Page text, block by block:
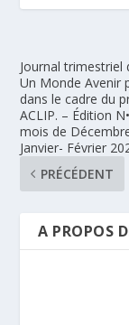
Journal trimestriel
Un Monde Avenir
dans le cadre du
ACLIP. – Édition
mois de
Janvier- Février
PRÉCÉDENT
A PROPOS